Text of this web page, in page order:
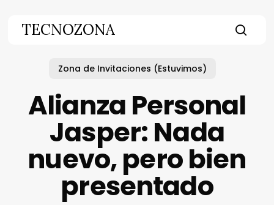
TECNOZONA
Zona de Invitaciones (Estuvimos)
Alianza Personal
Jasper: Nada
nuevo, pero bien
presentado